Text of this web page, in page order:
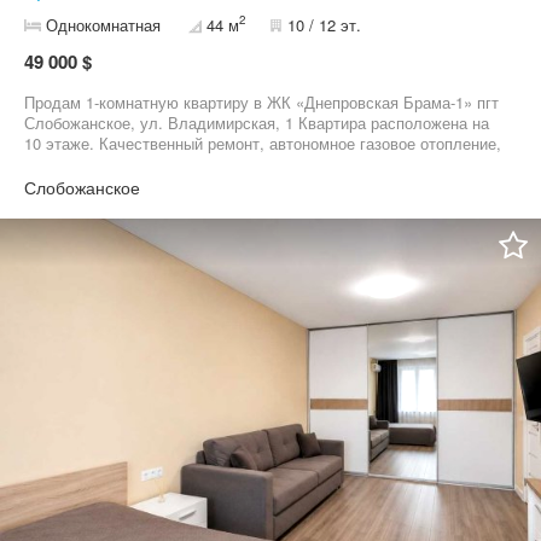
Однокомнатная 44 м2 10 / 12 эт.
49 000 $
Продам 1-комнатную квартиру в ЖК «Днепровская Брама-1» пгт
Слобожанское, ул. Владимирская, 1 Квартира расположена на
10 этаже. Качественный ремонт, автономное газовое отопление,
закрытого типа с развитой инфраструктурой: магазины, кафе,
хорошая транспортная доступность. Отличный вариант для
жизни или аренды.
Слобожанское